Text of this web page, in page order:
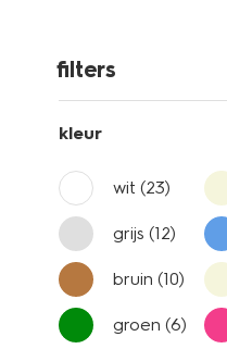
filters
kleur
wit (23)
grijs (12)
bruin (10)
groen (6)